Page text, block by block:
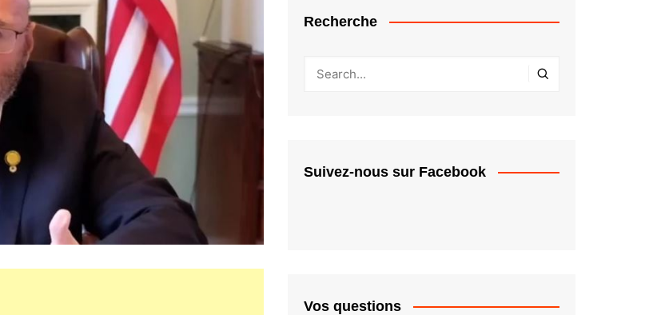
Recherche
Suivez-nous sur Facebook
Vos questions